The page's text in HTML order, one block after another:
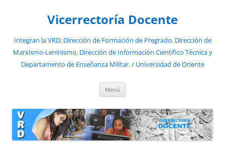
Vicerrectoría Docente
Integran la VRD; Dirección de Formación de Pregrado, Dirección de
Marxismo-Leninismo, Dirección de Información Científico Técnica y
Departamento de Enseñanza Militar. / Universidad de Oriente
Menú